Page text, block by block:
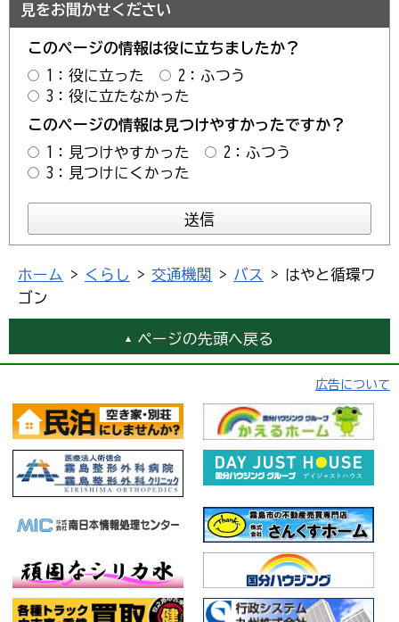
見をお聞かせください
このページの情報は役に立ちましたか？
1：役に立った
2：ふつう
3：役に立たなかった
このページの情報は見つけやすかったですか？
1：見つけやすかった
2：ふつう
3：見つけにくかった
ホーム > くらし > 交通機関 > バス
> はやと循環ワ
ゴン
ページの先頭へ戻る
広告について